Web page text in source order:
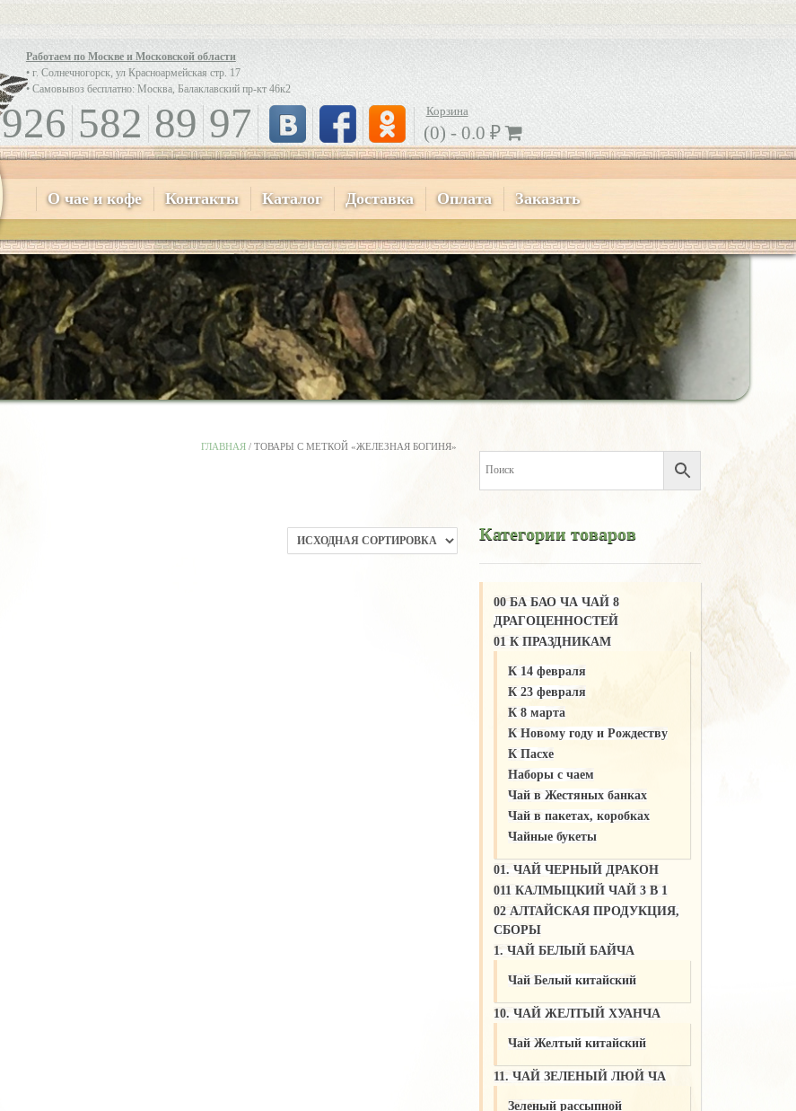
О чае и кофе Контакты Каталог Доставка Оплата Заказать
Работаем по Москве и Московской области
• г. Солнечногорск, ул Красноармейская стр. 17
• Самовывоз бесплатно: Москва, Балаклавский пр-кт 46к2
926 582 89 97 Корзина
(0) -0.0 ₽
ГЛАВНАЯ/ ТОВАРЫ С МЕТКОЙ «ЖЕЛЕЗНАЯ БОГИНЯ»
Категории товаров
00 БА БАО ЧА ЧАЙ 8
ДРАГОЦЕННОСТЕЙ
01 К ПРАЗДНИКАМ
К 14 февраля
К 23 февраля
К 8 марта
К Новому году и Рождеству
К Пасхе
Наборы с чаем
Чай в Жестяных банках
Чай в пакетах, коробках
Чайные букеты
01. ЧАЙ ЧЕРНЫЙ ДРАКОН
011 КАЛМЫЦКИЙ ЧАЙ 3 В 1
02 АЛТАЙСКАЯ ПРОДУКЦИЯ,
СБОРЫ
1. ЧАЙ БЕЛЫЙ БАЙЧА
Чай Белый китайский
10. ЧАЙ ЖЕЛТЫЙ ХУАНЧА
Чай Желтый китайский
11. ЧАЙ ЗЕЛЕНЫЙ ЛЮЙ ЧА
Зеленый рассыпной